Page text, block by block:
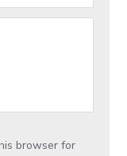
browser for